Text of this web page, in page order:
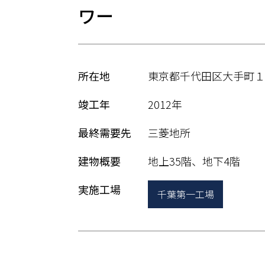
ワー
所在地
東京都千代田区大手町
竣工年
2012年
最終需要先
三菱地所
建物概要
地上35階、地下4階
実施工場
千葉第一工場